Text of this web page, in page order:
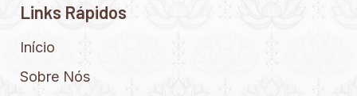
Links Rápidos
Início
Sobre Nós